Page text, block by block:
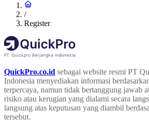
/
Register
QuickPro.co.id sebagai website resmi PT
Indonesia menyediakan informasi
terpercaya, namun tidak bertanggung jawab
risiko atau kerugian yang dialami secara
langsung atas keputusan yang diambil
tersebut.